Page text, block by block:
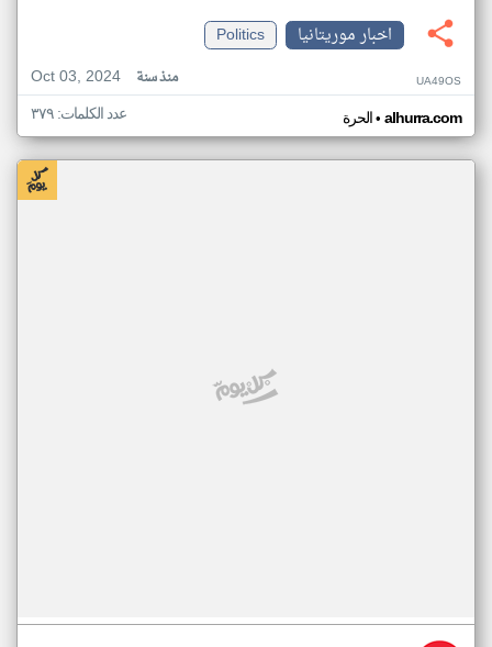
اخبار موريتانيا
Politics
Oct 03, 2024
منذ سنة UA49OS
الحرة• alhurra.com عدد الكلمات: ٣٧٩